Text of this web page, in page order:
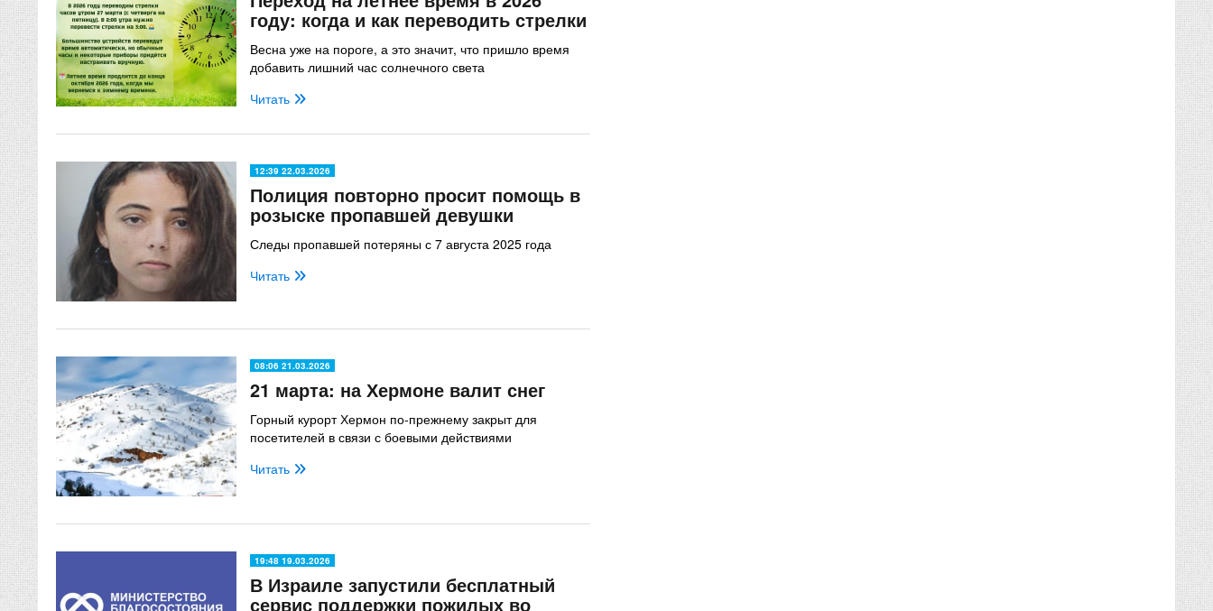
году: когда и как переводить стрелки
Весна уже на пороге, а это значит, что пришло время
добавить лишний час солнечного света
Читать
12:39 22.03.2026
Полиция повторно просит помощь в
розыске пропавшей девушки
Следы пропавшей потеряны с 7 августа 2025 года
Читать
08:06 21.03.2026
21 марта: на Хермоне валит снег
Горный курорт Хермон по-прежнему закрыт для
посетителей в связи с боевыми действиями
Читать
19:48 19.03.2026
В Израиле запустили бесплатный
сервис поддержки пожилых во